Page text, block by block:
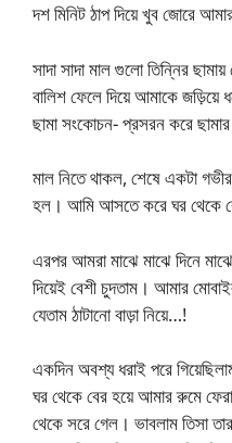
দশ মিনিট ঠাপ দিয়ে খুব জোরে
সাদা সাদা মাল গুলো তিন্নির
বালিশ ফেলে দিয়ে আমাকে
ছামা সংকোচন- প্রসরন করে
মাল নিতে থাকল, শেষে একটা
হল। আমি আসতে করে ঘর থেকে
এরপর আমরা মাঝে মাঝে দিনে
দিয়েই বেশী চুদতাম। আমার
যেতাম ঠাটানো বাড়া নিয়ে…!
একদিন অবশ্য ধরাই পরে
ঘর থেকে বের হয়ে আমার রুমে
থেকে সরে গেল। ভাবলাম তিসা